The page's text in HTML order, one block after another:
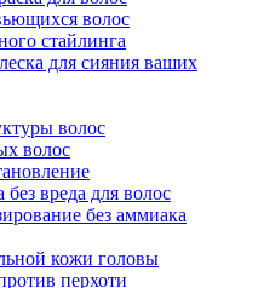
волос
стайлинга
для сияния ваших
волос
волос
вреда для волос
без аммиака
кожи головы
перхоти